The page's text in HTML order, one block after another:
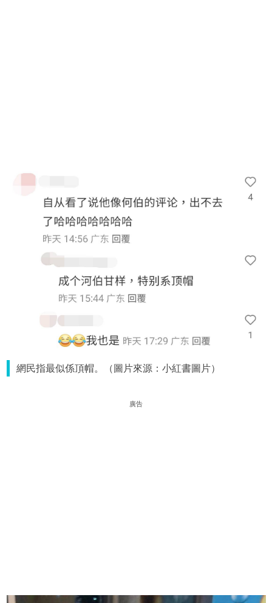
網民指最似係頂帽。（圖片來源：小紅書圖片）
廣告